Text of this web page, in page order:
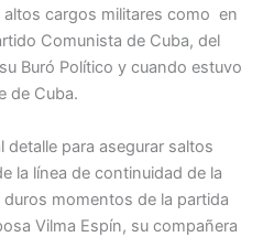
cargos militares como en
Comunista de Cuba, del
Buró Político y cuando estuvo
de Cuba.
para asegurar saltos
la línea de continuidad de la
momentos de la partida
Vilma Espín, su compañera